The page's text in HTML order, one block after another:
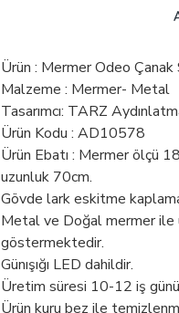
Ürün : Mermer Odeo Çanak
Malzeme : Mermer- Metal
Tasarımcı: TARZ
Ürün Kodu : AD10578
Ürün Ebatı : Mermer ölçü
uzunluk 70cm.
Gövde lark eskitme
Metal ve Doğal mermer ile
göstermektedir.
Günışığı LED dahildir.
Üretim süresi 10-12 iş
Ürün kuru bez ile